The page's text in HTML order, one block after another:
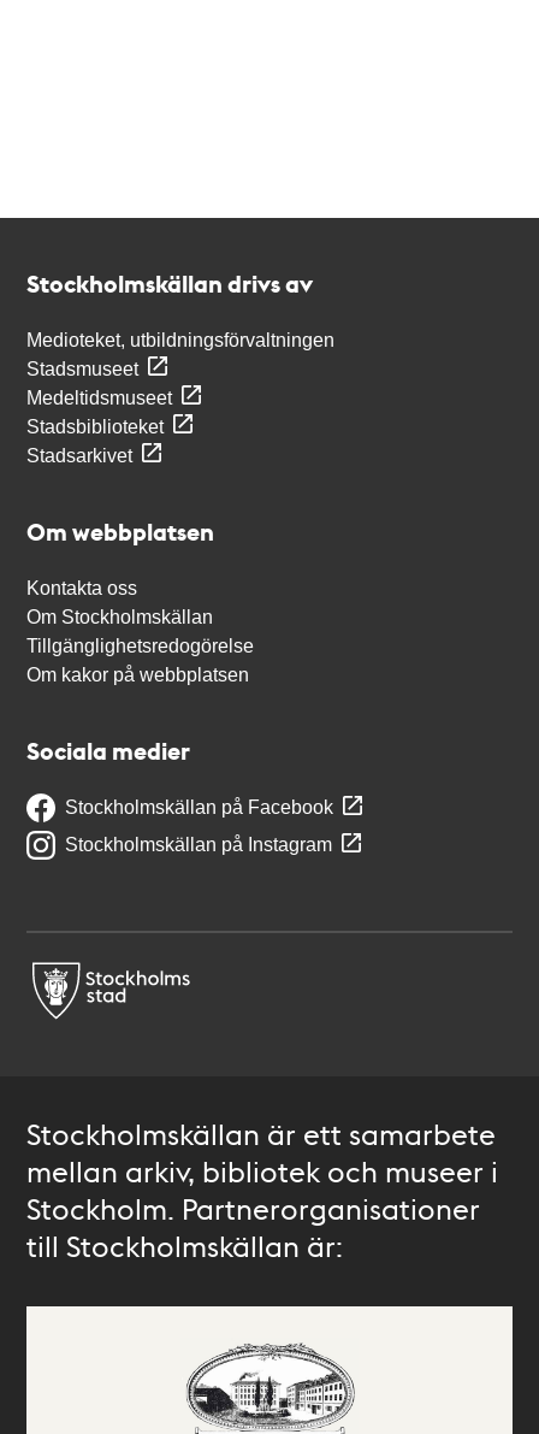
Stockholmskällan drivs av
Medioteket, utbildningsförvaltningen
Stadsmuseet
Medeltidsmuseet
Stadsbiblioteket
Stadsarkivet
Om webbplatsen
Kontakta oss
Om Stockholmskällan
Tillgänglighetsredogörelse
Om kakor på webbplatsen
Sociala medier
Stockholmskällan på Facebook
Stockholmskällan på Instagram
Stockholmskällan är ett samarbete
mellan arkiv, bibliotek och museer i
Stockholm. Partnerorganisationer
till Stockholmskällan är: